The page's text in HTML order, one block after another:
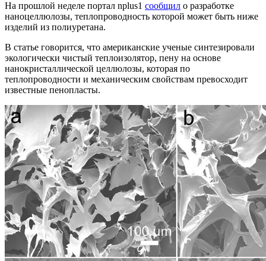
На прошлой неделе портал nplus1 сообщил о разработке
наноцеллюлозы, теплопроводность которой может быть ниже
изделий из полиуретана.
В статье говорится, что американские ученые синтезировали
экологически чистый теплоизолятор, пену на основе
нанокристаллической целлюлозы, которая по
теплопроводности и механическим свойствам превосходит
известные пенопласты.